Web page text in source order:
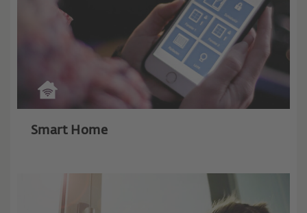
Smart Home